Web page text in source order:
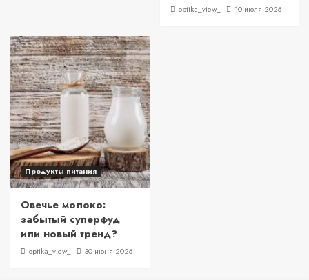
optika_view_ 10 июля 2026
Продукты питания
Овечье молоко:
забытый суперфуд
или новый тренд?
optika_view_ 30 июня 2026